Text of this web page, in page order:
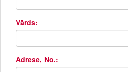
Vārds:
Adrese, No.: